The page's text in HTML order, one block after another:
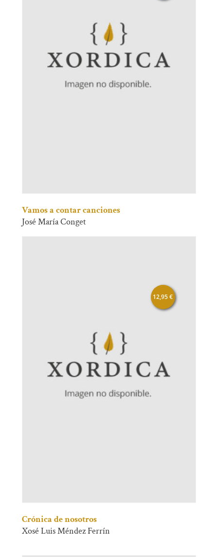
Vamos a contar canciones
José María Conget
Crónica de nosotros
Xosé Luis Méndez Ferrín
12,95€